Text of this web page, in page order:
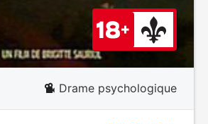
Drame psychologique